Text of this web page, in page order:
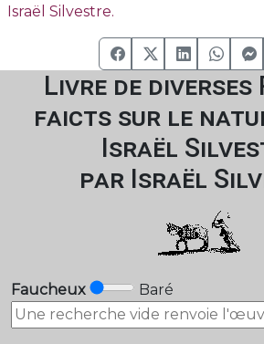
Israël Silvestre.
Livre de diverses
faicts sur le
Israël
par Israël
Faucheux Baré